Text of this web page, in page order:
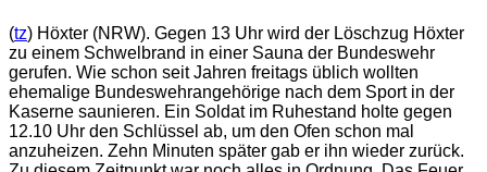
(tz) Höxter (NRW). Gegen 13 Uhr wird der Löschzug Höxter
zu einem Schwelbrand in einer Sauna der Bundeswehr
gerufen. Wie schon seit Jahren freitags üblich wollten
ehemalige Bundeswehrangehörige nach dem Sport in der
Kaserne saunieren. Ein Soldat im Ruhestand holte gegen
12.10 Uhr den Schlüssel ab, um den Ofen schon mal
anzuheizen. Zehn Minuten später gab er ihn wieder zurück.